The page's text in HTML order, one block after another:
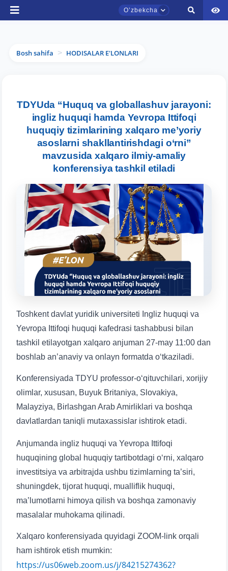
Oʼzbekcha
Ism va familiyangiz
Telefon raqamingiz
Pochta
Bosh sahifa > HODISALAR E'LONLARI
TDYUda “Huquq va globallashuv jarayoni:
ingliz huquqi hamda Yevropa Ittifoqi
huquqiy tizimlarining xalqaro me’yoriy
asoslarni shakllantirishdagi o‘rni”
mavzusida xalqaro ilmiy-amaliy
konferensiya tashkil etiladi
Toshkent davlat yuridik universiteti Ingliz huquqi va
Yevropa Ittifoqi huquqi kafedrasi tashabbusi bilan
tashkil etilayotgan xalqaro anjuman 27-may 11:00 dan
boshlab an’anaviy va onlayn formatda oʻtkaziladi.
Konferensiyada TDYU professor-o‘qituvchilari, xorijiy
olimlar, xususan, Buyuk Britaniya, Slovakiya,
Malayziya, Birlashgan Arab Amirliklari va boshqa
davlatlardan taniqli mutaxassislar ishtirok etadi.
Anjumanda ingliz huquqi va Yevropa Ittifoqi
huquqining global huquqiy tartibotdagi o‘rni, xalqaro
investitsiya va arbitrajda ushbu tizimlarning ta’siri,
shuningdek, tijorat huquqi, mualliflik huquqi,
ma’lumotlarni himoya qilish va boshqa zamonaviy
masalalar muhokama qilinadi.
Xalqaro konferensiyada quyidagi ZOOM-link orqali
ham ishtirok etish mumkin:
https://us06web.zoom.us/j/84215274362?
Onlayn
Assalomu alaykum! TDYU qabul murojaatlari
chatiga xush kelibsiz.
Qabul bo'yicha murojaatlaringizni ushbu
Mavzuni tanlang — keyin shu mavzudagi aniq
savollar chiqadi:
1. Hujjatlar (bakalavr) (5) 2. Hujjatlar (magistr) (4)
3. Suhbat (bakalavr) (8) 4. Suhbat (magistr) (5)
5. To'lov-kontrakt (2) 6. Elektron ariza (16)
7. Call-center (4) 8. Bakalavriat kvotasi (3)